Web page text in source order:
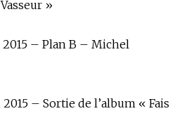
»
2015 – Plan B – Michel
2015 – Sortie de l’album « Fais